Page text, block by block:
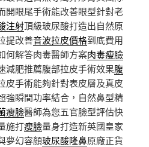
開眼尾手術能改善眼型針對老
注射頂級玻尿酸打造出自然原
提改善音波拉皮價格到底費用
何解答肉毒醫師方案肉毒瘦臉
減肥推薦腹部拉皮手術效果腹
皮手術能夠針對表皮層及真皮
強瞬間功率結合，自然鼻型精
瘦臉醫師為您五官臉型評估快
施打瘦臉量身打造新英國皇家
夢幻容顏玻尿酸隆鼻原廠正貨